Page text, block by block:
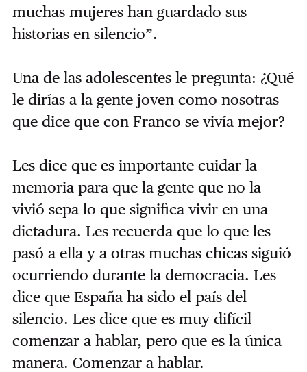
muchas mujeres han guardado sus
historias en silencio”.
Una de las adolescentes le pregunta: ¿Qué
le dirías a la gente joven como nosotras
que dice que con Franco se vivía mejor?
Les dice que es importante cuidar la
memoria para que la gente que no la
vivió sepa lo que significa vivir en una
dictadura. Les recuerda que lo que les
pasó a ella y a otras muchas chicas siguió
ocurriendo durante la democracia. Les
dice que España ha sido el país del
silencio. Les dice que es muy difícil
comenzar a hablar, pero que es la única
manera. Comenzar a hablar.